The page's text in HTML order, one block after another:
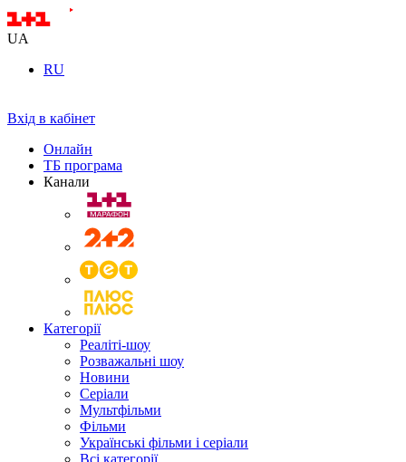
UA
RU
Вхід в кабінет
Онлайн
ТБ програма
Канали
Категорії
Реаліті-шоу
Розважальні шоу
Новини
Серіали
Мультфільми
Фільми
Українські фільми і серіали
Всі категорії